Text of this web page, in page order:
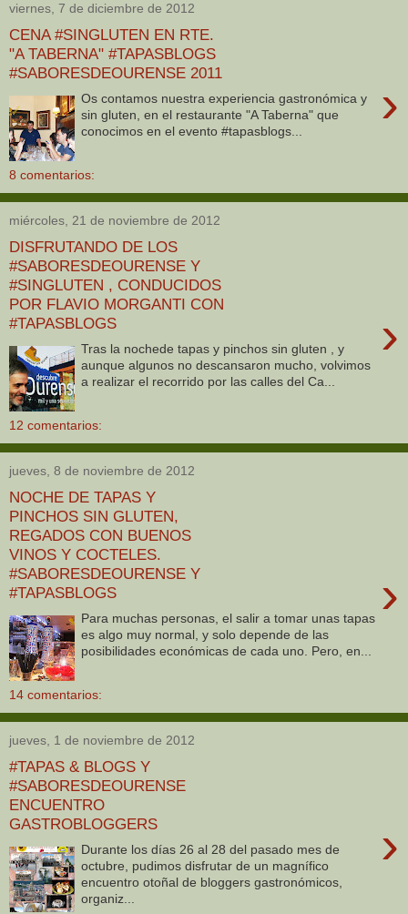
viernes, 7 de diciembre de 2012
CENA #SINGLUTEN EN RTE.
"A TABERNA" #TAPASBLOGS
#SABORESDEOURENSE 2011
›
Os contamos nuestra experiencia gastronómica y
sin gluten, en el restaurante "A Taberna" que
conocimos en el evento #tapasblogs...
8 comentarios:
miércoles, 21 de noviembre de 2012
DISFRUTANDO DE LOS
#SABORESDEOURENSE Y
#SINGLUTEN , CONDUCIDOS
POR FLAVIO MORGANTI CON
#TAPASBLOGS
›
Tras la nochede tapas y pinchos sin gluten , y
aunque algunos no descansaron mucho, volvimos
a realizar el recorrido por las calles del Ca...
12 comentarios:
jueves, 8 de noviembre de 2012
NOCHE DE TAPAS Y
PINCHOS SIN GLUTEN,
REGADOS CON BUENOS
VINOS Y COCTELES.
#SABORESDEOURENSE Y
#TAPASBLOGS
›
Para muchas personas, el salir a tomar unas tapas
es algo muy normal, y solo depende de las
posibilidades económicas de cada uno. Pero, en...
14 comentarios:
jueves, 1 de noviembre de 2012
#TAPAS & BLOGS Y
#SABORESDEOURENSE
ENCUENTRO
GASTROBLOGGERS
›
Durante los días 26 al 28 del pasado mes de
octubre, pudimos disfrutar de un magnífico
encuentro otoñal de bloggers gastronómicos,
organiz...